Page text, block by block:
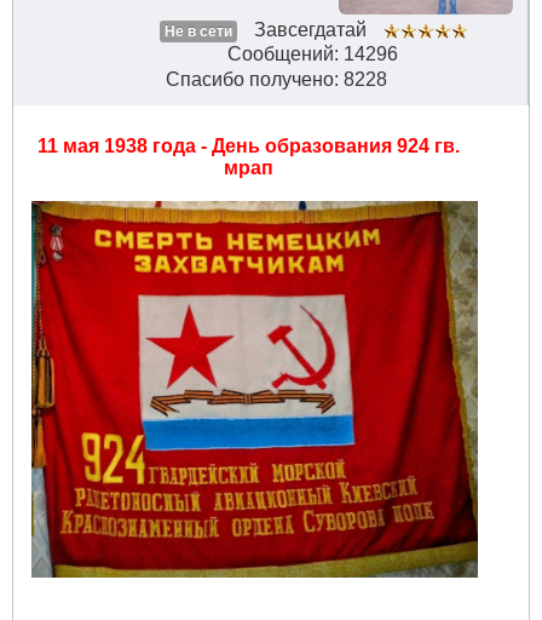
Не в сети
Завсегдатай
Сообщений: 14296
Спасибо получено: 8228
11 мая 1938 года - День образования 924 гв.
мрап